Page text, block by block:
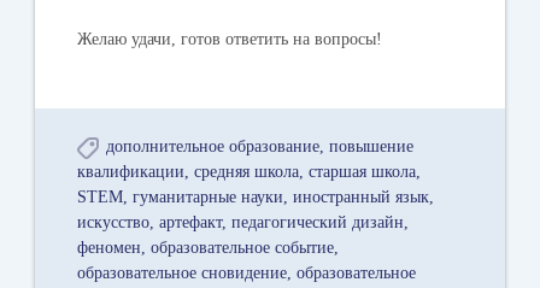
Желаю удачи, готов ответить на вопросы!
дополнительное образование повышение
квалификации
средняя школа старшая школа
STEM гуманитарные науки
иностранный язык
искусство артефакт педагогический дизайн
феномен
образовательное событие
образовательное сновидение образовательное